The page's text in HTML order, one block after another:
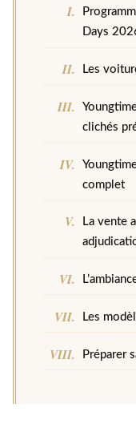
Days
Les
clichés
complet
La vente
Les
Préparer